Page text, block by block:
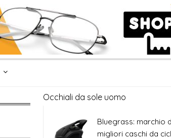
Occhiali da sole uomo
Bluegrass: marchio
migliori caschi da